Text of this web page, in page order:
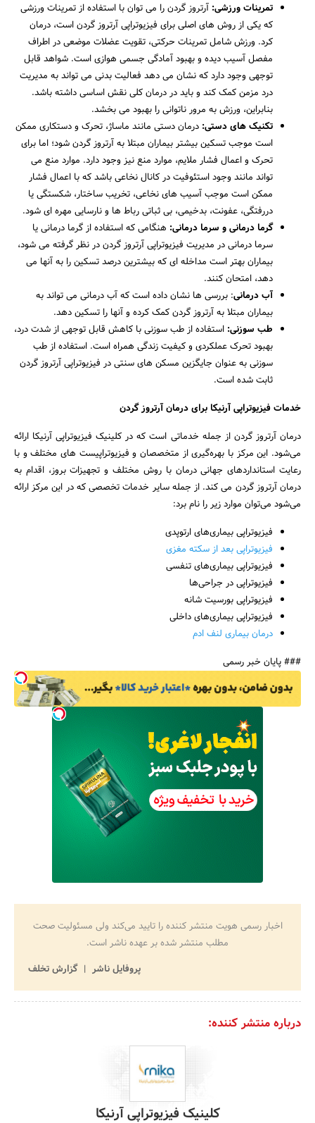
تمرینات ورزشی: آرتروز گردن را می توان با استفاده از تمرینات ورزشی
که یکی از روش های اصلی برای فیزیوتراپی آرتروز گردن است، درمان
کرد. ورزش شامل تمرینات حرکتی، تقویت عضلات موضعی در اطراف
مفصل آسیب دیده و بهبود آمادگی جسمی هوازی است. شواهد قابل
توجهی وجود دارد که نشان می دهد فعالیت بدنی می تواند به مدیریت
درد مزمن کمک کند و باید در درمان کلی نقش اساسی داشته باشد.
بنابراین، ورزش به مرور ناتوانی را بهبود می بخشد.
تکنیک های دستی: درمان دستی مانند ماساژ، تحرک و دستکاری ممکن
است موجب تسکین بیشتر بیماران مبتلا به آرتروز گردن شود؛ اما برای
تحرک و اعمال فشار ملایم، موارد منع نیز وجود دارد. موارد منع می
تواند مانند وجود استئوفیت در کانال نخاعی باشد که با اعمال فشار
ممکن است موجب آسیب های نخاعی، تخریب ساختار، شکستگی یا
دررفتگی، عفونت، بدخیمی، بی ثباتی رباط ها و نارسایی مهره ای شود.
گرما درمانی و سرما درمانی: هنگامی که استفاده از گرما درمانی یا
سرما درمانی در مدیریت فیزیوتراپی آرتروز گردن در نظر گرفته می شود،
بیماران بهتر است مداخله ای که بیشترین درصد تسکین را به آنها می
دهد، امتحان کنند.
آب درمانی: بررسی ها نشان داده است که آب درمانی می تواند به
بیماران مبتلا به آرتروز گردن کمک کرده و آنها را تسکین دهد.
طب سوزنی: استفاده از طب سوزنی با کاهش قابل توجهی از شدت درد،
بهبود تحرک عملکردی و کیفیت زندگی همراه است. استفاده از طب
سوزنی به عنوان جایگزین مسکن های سنتی در فیزیوتراپی آرتروز گردن
ثابت شده است.
خدمات فیزیوتراپی آرنیکا برای درمان آرتروز گردن
درمان آرتروز گردن از جمله خدماتی است که در کلینیک فیزیوتراپی آرنیکا ارائه
می‌شود. این مرکز با بهره‌گیری از متخصصان و فیزیوتراپیست های مختلف و با
رعایت استانداردهای جهانی درمان با روش مختلف و تجهیزات بروز، اقدام به
درمان آرتروز گردن می کند. از جمله سایر خدمات تخصصی که در این مرکز ارائه
می‌شود می‌توان موارد زیر را نام برد:
فیزیوتراپی بیماری‌های ارتوپدی
فیزیوتراپی بعد از سکته مغزی
فیزیوتراپی بیماری‌های تنفسی
فیزیوتراپی در جراحی‌ها
فیزیوتراپی بورسیت شانه
فیزیوتراپی بیماری‌های داخلی
درمان بیماری لنف ادم
### پایان خبر رسمی
اخبار رسمی هویت منتشر کننده را تایید می‌کند ولی مسئولیت صحت
مطلب منتشر شده بر عهده ناشر است.
پروفایل ناشر
گزارش تخلف
درباره منتشر کننده:
کلینیک فیزیوتراپی آرنیکا